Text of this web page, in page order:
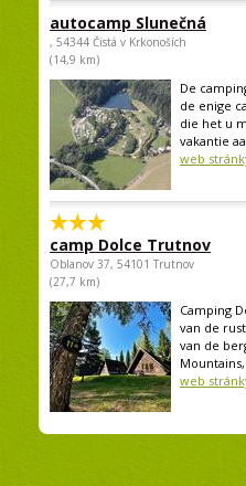
autocamp Slunečná
, 54344 Čistá v Krkonoších
(14,9 km)
De
de enige
die het u
vakantie
web
camp Dolce Trutnov
Oblanov 37, 54101 Trutnov
(27,7 km)
Camping
van de
van de
web